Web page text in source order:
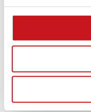
liittyen ulkoilu ja
rauhallisuus
aiheiden
yhteishengestä,
historiasta monine